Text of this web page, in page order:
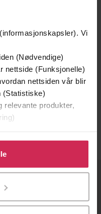
Vi
(Nødvendige)
nettside (Funksjonelle)
nettsiden vår blir
(Statistiske)
relevante produkter,
ditt samtykke til å
Du kan også
formål ved å klikke